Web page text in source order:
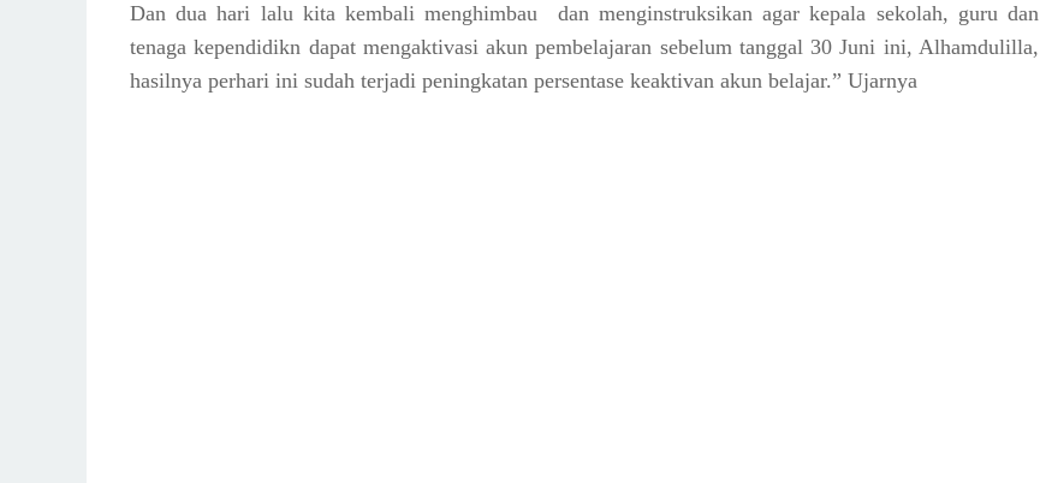
Dan dua hari lalu kita kembali menghimbau
dan menginstruksikan agar kepala sekolah, guru dan
tenaga kependidikn dapat mengaktivasi akun pembelajaran sebelum tanggal 30 Juni ini, Alhamdulilla,
hasilnya perhari ini sudah terjadi peningkatan persentase keaktivan akun belajar.” Ujarnya